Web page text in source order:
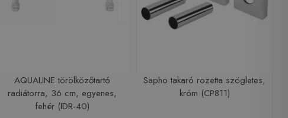
AQUALINE törölközőtartó
radiátorra, 36 cm, egyenes,
fehér (IDR-40)
Sapho takaró rozetta szögletes,
króm (CP811)